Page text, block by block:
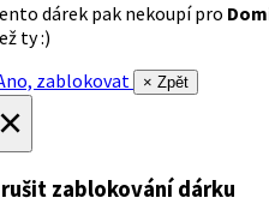
dárek pak nekoupí pro
ty :)
zablokovat
× Zpět
zablokování dárku